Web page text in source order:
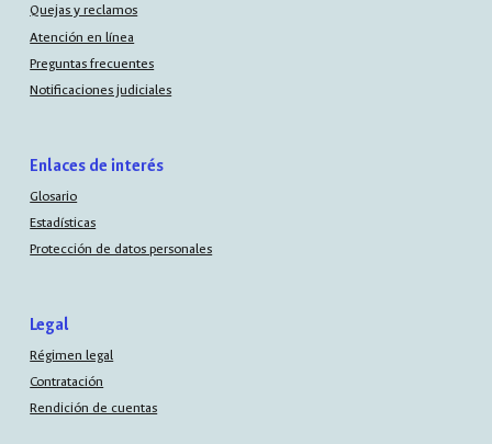
Quejas y reclamos
Atención en línea
Preguntas frecuentes
Notificaciones judiciales
Enlaces de interés
Glosario
Estadísticas
Protección de datos personales
Legal
Régimen legal
Contratación
Rendición de cuentas